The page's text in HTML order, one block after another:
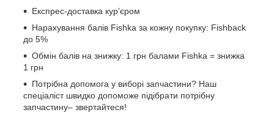
Експрес-доставка кур’єром
Нарахування балів Fishka за кожну покупку: Fishback
до 5%
Обмін балів на знижку: 1 грн балами Fishka = знижка
1 грн
Потрібна допомога у виборі запчастини? Наш
спеціаліст швидко допоможе підібрати потрібну
запчастину– звертайтеся!